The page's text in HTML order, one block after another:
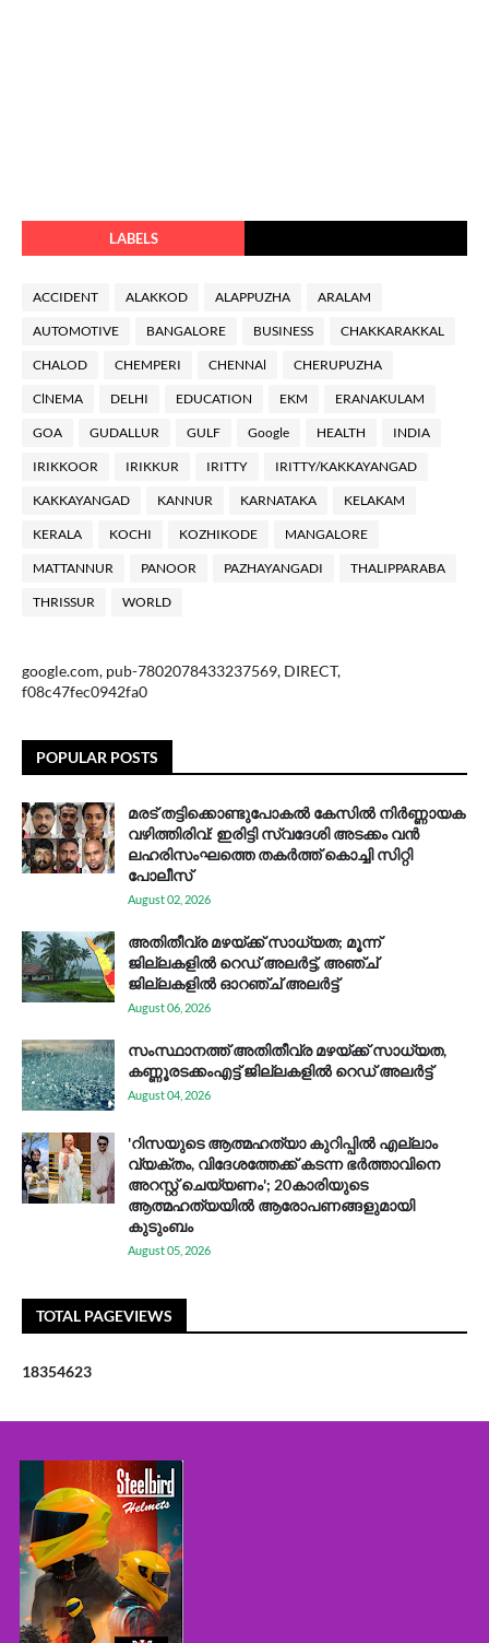
LABELS
ACCIDENT ALAKKOD ALAPPUZHA ARALAM
AUTOMOTIVE BANGALORE BUSINESS CHAKKARAKKAL
CHALOD CHEMPERI CHENNAl CHERUPUZHA
ClNEMA DELHI EDUCATION EKM ERANAKULAM
GOA GUDALLUR GULF Google HEALTH INDIA
IRIKKOOR IRIKKUR IRITTY IRITTY/KAKKAYANGAD
KAKKAYANGAD KANNUR KARNATAKA KELAKAM
KERALA KOCHI KOZHIKODE MANGALORE
MATTANNUR PANOOR PAZHAYANGADI THALIPPARABA
THRISSUR WORLD
google.com, pub-7802078433237569, DIRECT,
f08c47fec0942fa0
POPULAR POSTS
മരട് തട്ടിക്കൊണ്ടുപോകൽ കേസിൽ നിർണ്ണായക
വഴിത്തിരിവ്: ഇരിട്ടി സ്വദേശി അടക്കം വൻ
ലഹരിസംഘത്തെ തകർത്ത് കൊച്ചി സിറ്റി
പോലീസ്
August 02, 2026
അതിതീവ്ര മഴയ്ക്ക് സാധ്യത; മൂന്ന്
ജില്ലകളിൽ റെഡ് അലർട്ട്, അഞ്ച്
ജില്ലകളിൽ ഓറഞ്ച് അലർട്ട്
August 06, 2026
സം​സ്ഥാ​ന​ത്ത് അ​തി​തീ​വ്ര മ​ഴ​യ്ക്ക് സാ​ധ്യ​ത,
കണ്ണൂരടക്കംഎ​ട്ട് ജി​ല്ല​ക​ളി​ൽ റെ​ഡ് അ​ലർ​ട്ട്
August 04, 2026
'റിസയുടെ ആത്മഹത്യാ കുറിപ്പിൽ എല്ലാം
വ്യക്തം, വിദേശത്തേക്ക് കടന്ന ഭർത്താവിനെ
അറസ്റ്റ് ചെയ്യണം'; 20കാരിയുടെ
ആത്മഹത്യയിൽ ആരോപണങ്ങളുമായി
കുടുംബം
August 05, 2026
TOTAL PAGEVIEWS
18354623